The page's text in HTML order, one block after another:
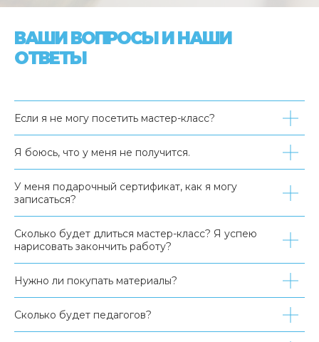
ВАШИ ВОПРОСЫ И НАШИ
ОТВЕТЫ
Если я не могу посетить мастер-класс?
Я боюсь, что у меня не получится.
У меня подарочный сертификат, как я могу
записаться?
Сколько будет длиться мастер-класс? Я успею
нарисовать закончить работу?
Нужно ли покупать материалы?
Сколько будет педагогов?